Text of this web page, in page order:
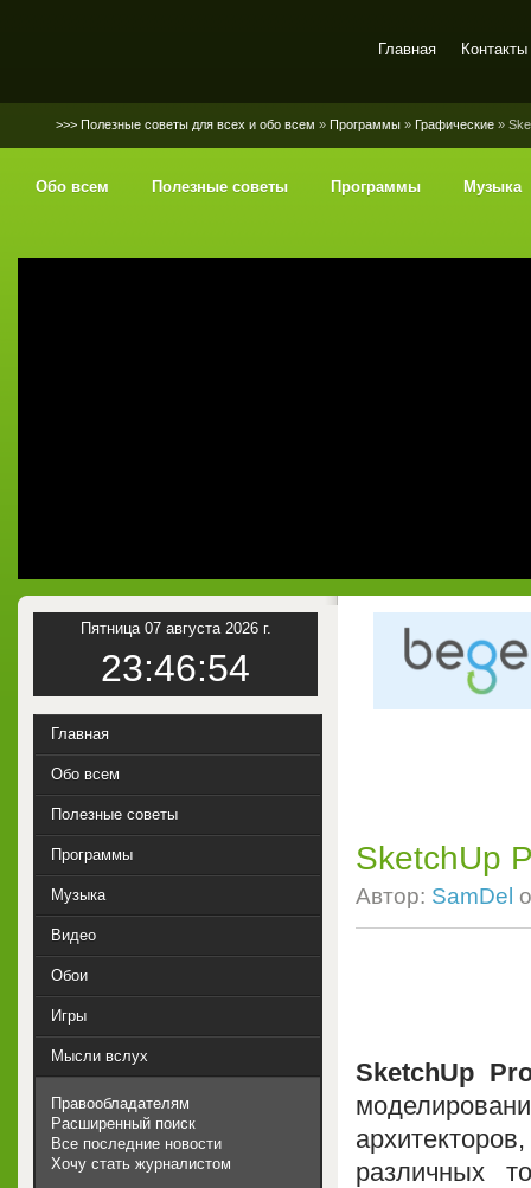
Главная Контакты
>>> Полезные советы для всех и обо всем » Программы » Графические »
Обо всем Полезные советы Программы Музыка
SketchUp
Автор: SamDel
SketchUp
различных
Пятница 07 августа 2026 г.
23:46:55
Главная
Обо всем
Полезные советы
Программы
Музыка
Видео
Обои
Игры
Мысли вслух
Правообладателям
Расширенный поиск
Все последние новости
Хочу стать журналистом